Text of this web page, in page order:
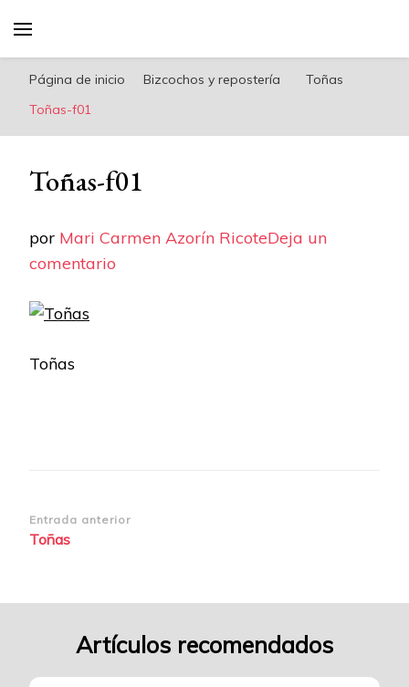
riconoricote.com es un blog de cocina sana,
fácil, saludable y dieta mediterránea
Página de inicio Bizcochos y repostería
Toñas
Toñas-f01
Toñas-f01
por Mari Carmen Azorín RicoteDeja un
comentario
Toñas
Navegación
de
Entrada anterior
Toñas
Artículos recomendados